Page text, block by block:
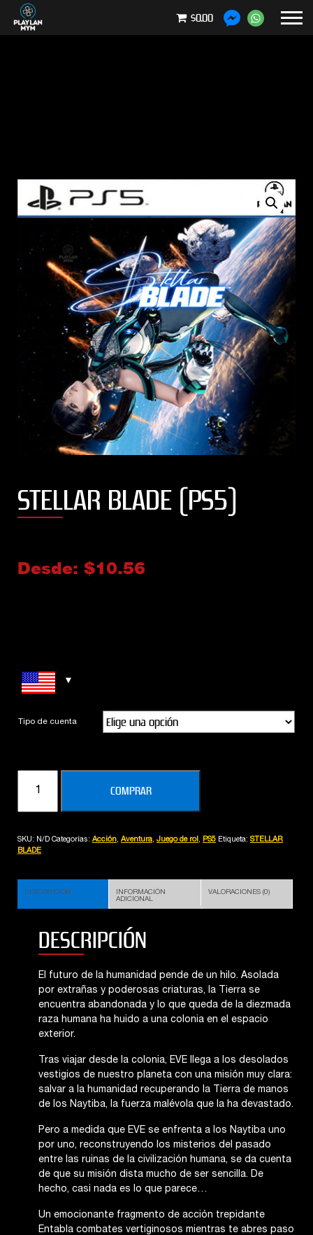
$0.00
STELLAR BLADE (PS5)
Desde: $10.56
Tipo de cuenta
BLADE
(PS5)
COMPRAR
SKU: N/D Categorías: Acción, Aventura, Juego de rol , PS5 Etiqueta: STELLAR
BLADE
DESCRIPCIÓN
INFORMACIÓN
ADICIONAL
VALORACIONES (0)
DESCRIPCIÓN
El futuro de la humanidad pende de un hilo. Asolada
por extrañas y poderosas criaturas, la Tierra se
encuentra abandonada y lo que queda de la diezmada
raza humana ha huido a una colonia en el espacio
exterior.
Tras viajar desde la colonia, EVE llega a los desolados
vestigios de nuestro planeta con una misión muy clara:
salvar a la humanidad recuperando la Tierra de manos
de los Naytiba, la fuerza malévola que la ha devastado.
Pero a medida que EVE se enfrenta a los Naytiba uno
por uno, reconstruyendo los misterios del pasado
entre las ruinas de la civilización humana, se da cuenta
de que su misión dista mucho de ser sencilla. De
hecho, casi nada es lo que parece…
Un emocionante fragmento de acción trepidante
Entabla combates vertiginosos mientras te abres paso